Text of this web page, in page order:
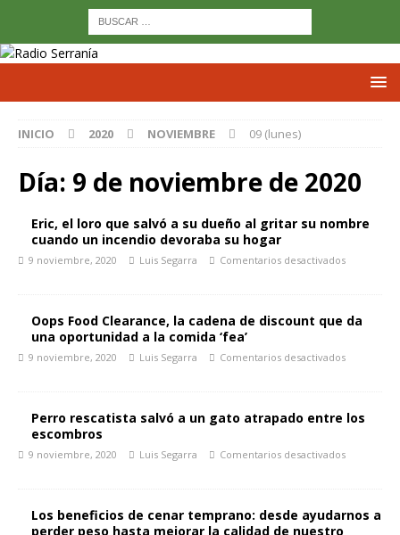
INICIO 2020 NOVIEMBRE 09 (lunes)
Día: 9 de noviembre de 2020
Eric, el loro que salvó a su dueño al gritar su nombre
cuando un incendio devoraba su hogar
9 noviembre, 2020 Luis Segarra Comentarios desactivados
Oops Food Clearance, la cadena de discount que da
una oportunidad a la comida ‘fea’
9 noviembre, 2020 Luis Segarra Comentarios desactivados
Perro rescatista salvó a un gato atrapado entre los
escombros
9 noviembre, 2020 Luis Segarra Comentarios desactivados
Los beneficios de cenar temprano: desde ayudarnos a
perder peso hasta mejorar la calidad de nuestro